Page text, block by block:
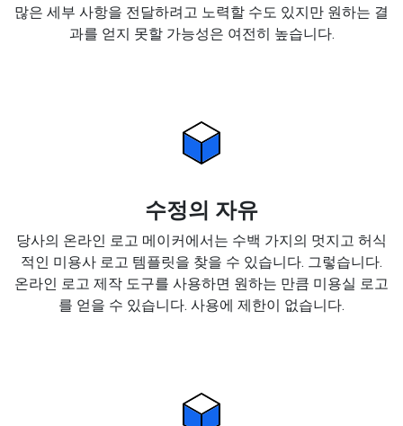
많은 세부 사항을 전달하려고 노력할 수도 있지만 원하는 결
과를 얻지 못할 가능성은 여전히 높습니다.
수정의 자유
당사의 온라인 로고 메이커에서는 수백 가지의 멋지고 허식
적인 미용사 로고 템플릿을 찾을 수 있습니다. 그렇습니다.
온라인 로고 제작 도구를 사용하면 원하는 만큼 미용실 로고
를 얻을 수 있습니다. 사용에 제한이 없습니다.